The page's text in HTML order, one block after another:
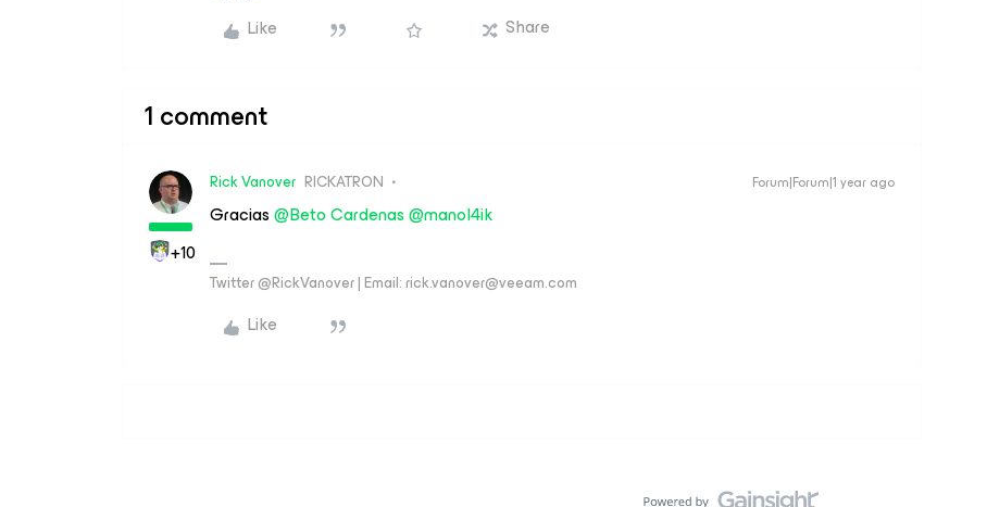
Like
Share
1 comment
+10
Rick Vanover RICKATRON Forum|Forum|1 year ago
Gracias ​@Beto Cardenas@manol4ik
Twitter @RickVanover | Email: rick.vanover@veeam.com
Like